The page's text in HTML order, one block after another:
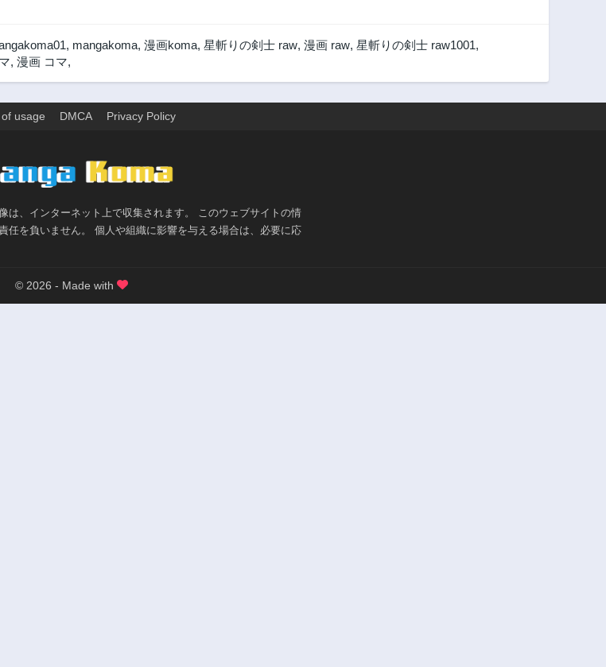
, mangakoma, 漫画koma, 星斬りの剣士 raw, 漫画 raw, 星斬りの剣士 raw1001,
, 漫画 コマ,
usage DMCA Privacy Policy
は、インターネット上で収集されます。 このウェブサイトの情
任を負いません。 個人や組織に影響を与える場合は、必要に応
© 2026 - Made with